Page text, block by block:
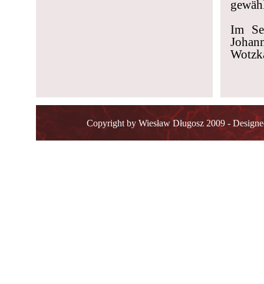
Im
Copyright by Wiesław Długosz 2009 -